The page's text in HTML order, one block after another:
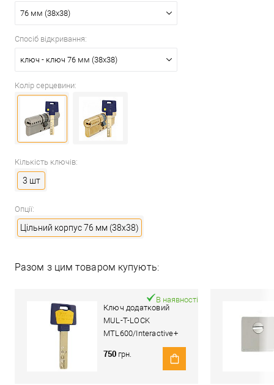
76 мм (38x38)
Спосіб відкривання:
ключ - ключ 76 мм (38x38)
Колір серцевини:
Кількість ключів:
3 шт
Опції:
Цільний корпус 76 мм (38x38)
Разом з цим товаром купують:
Ключ додатковий
MUL-T-LOCK
MTL600/Interactive+
В наявності
750 грн.